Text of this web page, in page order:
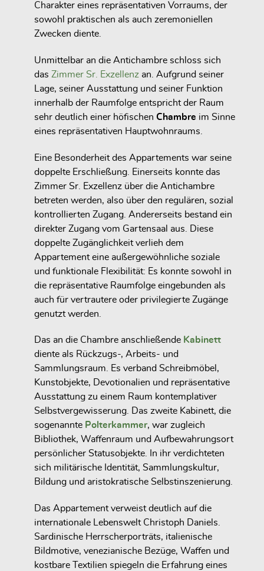
Charakter eines repräsentativen Vorraums, der
sowohl praktischen als auch zeremoniellen
Zwecken diente.
Unmittelbar an die Antichambre schloss sich
das Zimmer Sr. Exzellenz an. Aufgrund seiner
Lage, seiner Ausstattung und seiner Funktion
innerhalb der Raumfolge entspricht der Raum
sehr deutlich einer höfischen Chambre im Sinne
eines repräsentativen Hauptwohnraums.
Eine Besonderheit des Appartements war seine
doppelte Erschließung. Einerseits konnte das
Zimmer Sr. Exzellenz über die Antichambre
betreten werden, also über den regulären, sozial
kontrollierten Zugang. Andererseits bestand ein
direkter Zugang vom Gartensaal aus. Diese
doppelte Zugänglichkeit verlieh dem
Appartement eine außergewöhnliche soziale
und funktionale Flexibilität: Es konnte sowohl in
die repräsentative Raumfolge eingebunden als
auch für vertrautere oder privilegierte Zugänge
genutzt werden.
Das an die Chambre anschließende Kabinett
diente als Rückzugs-, Arbeits- und
Sammlungsraum. Es verband Schreibmöbel,
Kunstobjekte, Devotionalien und repräsentative
Ausstattung zu einem Raum kontemplativer
Selbstvergewisserung. Das zweite Kabinett, die
sogenannte Polterkammer, war zugleich
Bibliothek, Waffenraum und Aufbewahrungsort
persönlicher Statusobjekte. In ihr verdichteten
sich militärische Identität, Sammlungskultur,
Bildung und aristokratische Selbstinszenierung.
Das Appartement verweist deutlich auf die
internationale Lebenswelt Christoph Daniels.
Sardinische Herrscherporträts, italienische
Bildmotive, venezianische Bezüge, Waffen und
kostbare Textilien spiegeln die Erfahrung eines